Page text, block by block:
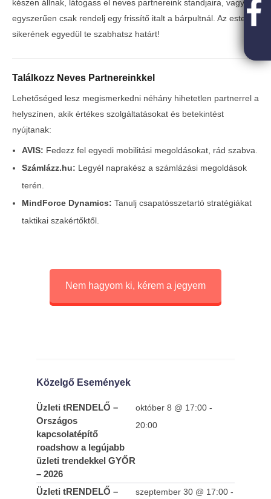
készen állnak, látogass el neves partnereink standjaira, vagy
egyszerűen csak rendelj egy frissítő italt a bárpultnál. Az ested
sikerének egyedül te szabhatsz határt!
Találkozz Neves Partnereinkkel
Lehetőséged lesz megismerkedni néhány hihetetlen partnerrel a
helyszínen, akik értékes szolgáltatásokat és betekintést
nyújtanak:
AVIS: Fedezz fel egyedi mobilitási megoldásokat, rád szabva.
Számlázz.hu: Legyél naprakész a számlázási megoldások
terén.
MindForce Dynamics: Tanulj csapatösszetartó stratégiákat
taktikai szakértőktől.
Nem hagyom ki, kérem a jegyem
Közelgő Események
Üzleti tRENDELŐ –
Országos
kapcsolatépítő
roadshow a legújabb
üzleti trendekkel GYŐR
– 2026
október 8 @ 17:00 -
20:00
Üzleti tRENDELŐ –
szeptember 30 @ 17:00 -